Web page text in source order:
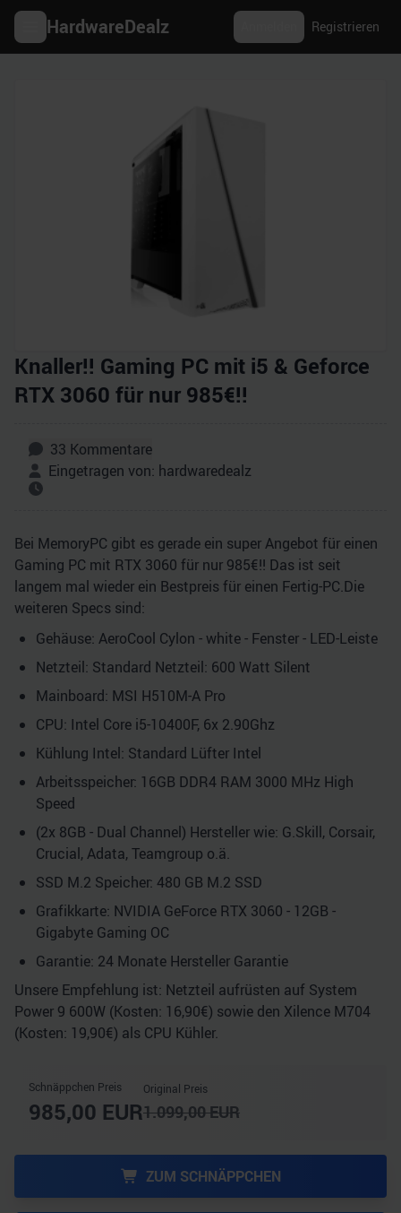
HardwareDealz Registrieren
Knaller!! Gaming PC mit i5 & Geforce
RTX 3060 für nur 985€!!
33 Kommentare
Eingetragen von: hardwaredealz
Bei MemoryPC gibt es gerade ein super Angebot für einen
Gaming PC mit RTX 3060 für nur 985€!! Das ist seit
langem mal wieder ein Bestpreis für einen Fertig-PC.Die
weiteren Specs sind:
Gehäuse: AeroCool Cylon - white - Fenster - LED-Leiste
Netzteil: Standard Netzteil: 600 Watt Silent
Mainboard: MSI H510M-A Pro
CPU: Intel Core i5-10400F, 6x 2.90Ghz
Kühlung Intel: Standard Lüfter Intel
Arbeitsspeicher: 16GB DDR4 RAM 3000 MHz High
Speed
(2x 8GB - Dual Channel) Hersteller wie: G.Skill, Corsair,
Crucial, Adata, Teamgroup o.ä.
SSD M.2 Speicher: 480 GB M.2 SSD
Grafikkarte: NVIDIA GeForce RTX 3060 - 12GB -
Gigabyte Gaming OC
Garantie: 24 Monate Hersteller Garantie
Unsere Empfehlung ist: Netzteil aufrüsten auf System
Power 9 600W (Kosten: 16,90€) sowie den Xilence M704
(Kosten: 19,90€) als CPU Kühler.
Schnäppchen Preis
985,00 EUR
Original Preis
1.099,00EUR
ZUM SCHNÄPPCHEN